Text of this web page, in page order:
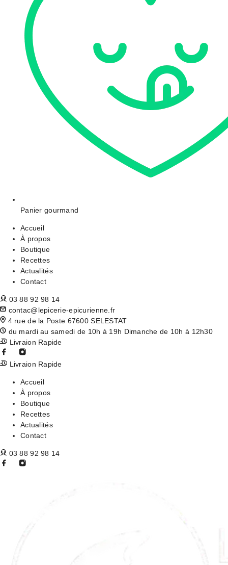
Panier gourmand
Accueil
À propos
Boutique
Recettes
Actualités
Contact
03 88 92 98 14
contac@lepicerie-epicurienne.fr
4 rue de la Poste 67600 SELESTAT
du mardi au samedi de 10h à 19h Dimanche de 10h à 12h30
Livraion Rapide
Livraion Rapide
Accueil
À propos
Boutique
Recettes
Actualités
Contact
03 88 92 98 14